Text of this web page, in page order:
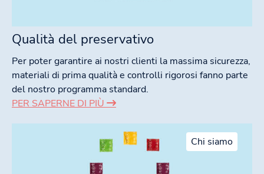
Qualità del preservativo
Per poter garantire ai nostri clienti la massima sicurezza,
materiali di prima qualità e controlli rigorosi fanno parte
del nostro programma standard.
PER SAPERNE DI PIÙ
Chi siamo